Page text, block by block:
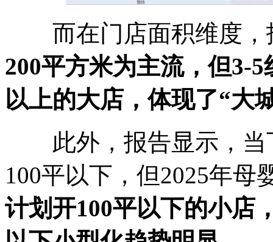
而在门店面积维度，
200平方米为主流，但3-
以上的大店，体现了“大
此外，报告显示，当
100平以下，但2025年母
计划开100平以下的小店